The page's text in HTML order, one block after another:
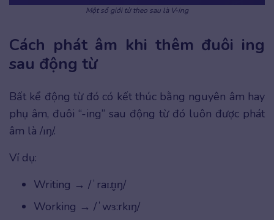
Một số giới từ theo sau là V-ing
Cách phát âm khi thêm đuôi ing
sau động từ
Bất kể động từ đó có kết thúc bằng nguyên âm hay
phụ âm, đuôi “-ing” sau động từ đó luôn được phát
âm là /ɪŋ/.
Ví dụ:
Writing → /ˈraɪ.t̬ɪŋ/
Working → /ˈwɜ:rkɪŋ/